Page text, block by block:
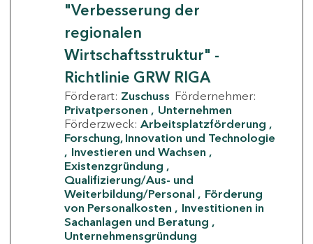
"Verbesserung der
regionalen
Wirtschaftsstruktur" -
Richtlinie GRW RIGA
Förderart: Zuschuss Fördernehmer:
Privatpersonen
Unternehmen
Förderzweck: Arbeitsplatzförderung
Forschung, Innovation und Technologie
Investieren und Wachsen
Existenzgründung
Qualifizierung/Aus- und
Weiterbildung/Personal
Förderung
von Personalkosten
Investitionen in
Sachanlagen und Beratung
Unternehmensgründung